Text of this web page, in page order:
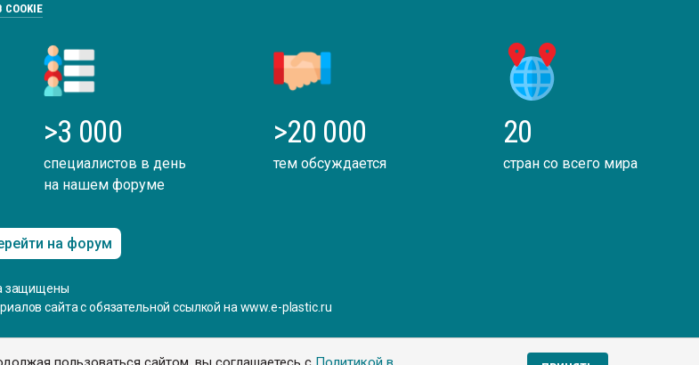
>3 000
специалистов в день
на нашем форуме
>20 000
тем обсуждается
20
стран со всего мира
на форум
защищены
сайта с обязательной ссылкой на www.e-plastic.ru